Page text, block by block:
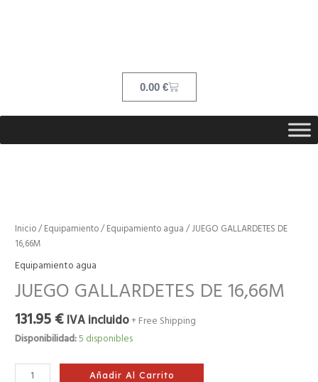
0.00 €Cart
Inicio/Equipamiento/Equipamiento agua / JUEGO GALLARDETES DE
16,66M
Equipamiento agua
JUEGO GALLARDETES DE 16,66M
131.95€ IVA incluido+ Free Shipping
Disponibilidad:5 disponibles
DE
16,66M
Añadir Al Carrito